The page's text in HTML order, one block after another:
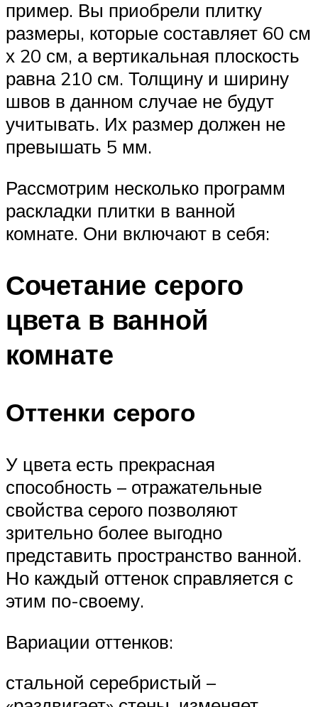
пример. Вы приобрели плитку
размеры, которые составляет 60 см
х 20 см, а вертикальная плоскость
равна 210 см. Толщину и ширину
швов в данном случае не будут
учитывать. Их размер должен не
превышать 5 мм.
Рассмотрим несколько программ
раскладки плитки в ванной
комнате. Они включают в себя:
Сочетание серого
цвета в ванной
комнате
Оттенки серого
У цвета есть прекрасная
способность – отражательные
свойства серого позволяют
зрительно более выгодно
представить пространство ванной.
Но каждый оттенок справляется с
этим по-своему.
Вариации оттенков:
стальной серебристый –